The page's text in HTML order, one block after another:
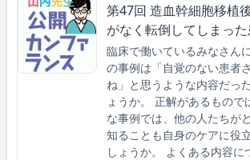
第47回 造血幹細胞移植
がなく転倒してしまっ
臨床で働いているみなさん
の事例は「自覚のない患者
ね」と思うような内容だっ
ょうか。 正解があるもので
な事例では、他の人たちが
知ることも自身のケアに役
しょうか。 よくある内容に